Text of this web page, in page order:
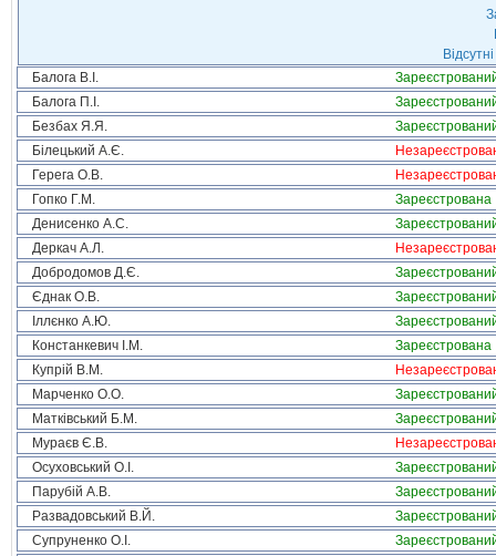
Балога В.І.
Балога П.І.
Безбах Я.Я.
Білецький А.Є.
Герега О.В.
Гопко Г.М.
Зареєстрована
Денисенко А.С.
Деркач А.Л.
Добродомов Д.Є.
Єднак О.В.
Іллєнко А.Ю.
Констанкевич І.М.
Зареєстрована
Купрій В.М.
Марченко О.О.
Матківський Б.М.
Мураєв Є.В.
Осуховський О.І.
Парубій А.В.
Развадовський В.Й.
Супруненко О.І.